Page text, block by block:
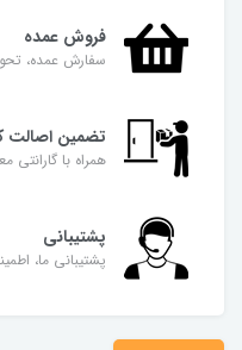
فروش عمده
سفارش عمده،
تضمین اصالت
همراه با گارانتی
پشتیبانی
پشتیبانی ما،